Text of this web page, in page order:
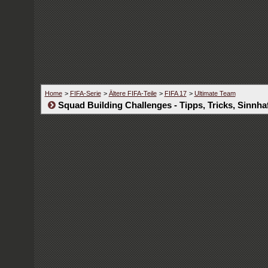
Home > FIFA-Serie > Ältere FIFA-Teile > FIFA 17 > Ultimate Team
Squad Building Challenges - Tipps, Tricks,